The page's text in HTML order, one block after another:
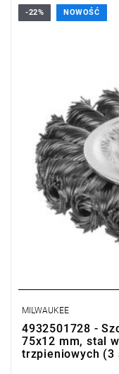
-22% NOWOŚĆ
MILWAUKEE
4932501728 -
75x12 mm, stal
trzpieniowych (3